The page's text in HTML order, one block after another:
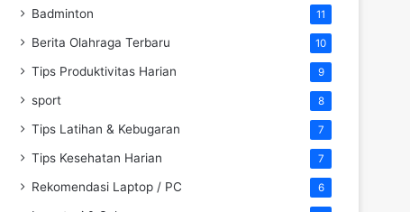
Badminton 11
Berita Olahraga Terbaru 10
Tips Produktivitas Harian 9
sport 8
Tips Latihan & Kebugaran 7
Tips Kesehatan Harian 7
Rekomendasi Laptop / PC 6